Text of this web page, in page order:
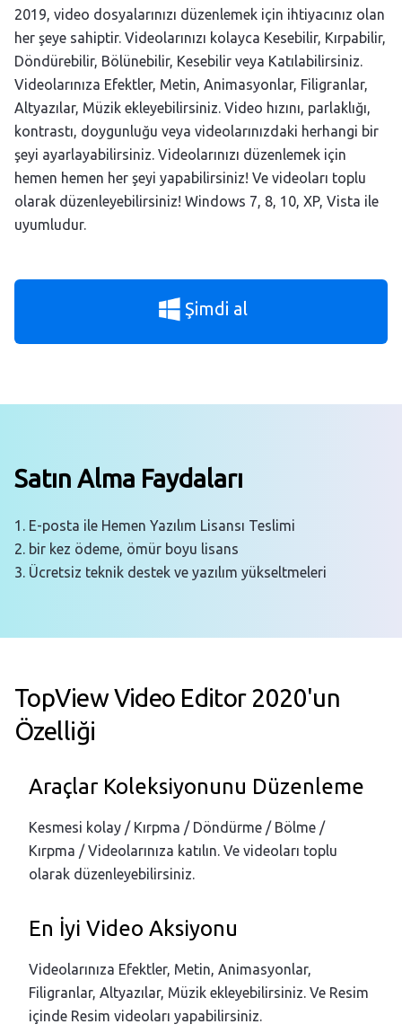
2019, video dosyalarınızı düzenlemek için ihtiyacınız olan
her şeye sahiptir. Videolarınızı kolayca Kesebilir, Kırpabilir,
Döndürebilir, Bölünebilir, Kesebilir veya Katılabilirsiniz.
Videolarınıza Efektler, Metin, Animasyonlar, Filigranlar,
Altyazılar, Müzik ekleyebilirsiniz. Video hızını, parlaklığı,
kontrastı, doygunluğu veya videolarınızdaki herhangi bir
şeyi ayarlayabilirsiniz. Videolarınızı düzenlemek için
hemen hemen her şeyi yapabilirsiniz! Ve videoları toplu
olarak düzenleyebilirsiniz! Windows 7, 8, 10, XP, Vista ile
uyumludur.
Şimdi al
Satın Alma Faydaları
1. E-posta ile Hemen Yazılım Lisansı Teslimi
2. bir kez ödeme, ömür boyu lisans
3. Ücretsiz teknik destek ve yazılım yükseltmeleri
TopView Video Editor 2020'un
Özelliği
Araçlar Koleksiyonunu Düzenleme
Kesmesi kolay / Kırpma / Döndürme / Bölme /
Kırpma / Videolarınıza katılın. Ve videoları toplu
olarak düzenleyebilirsiniz.
En İyi Video Aksiyonu
Videolarınıza Efektler, Metin, Animasyonlar,
Filigranlar, Altyazılar, Müzik ekleyebilirsiniz. Ve Resim
içinde Resim videoları yapabilirsiniz.